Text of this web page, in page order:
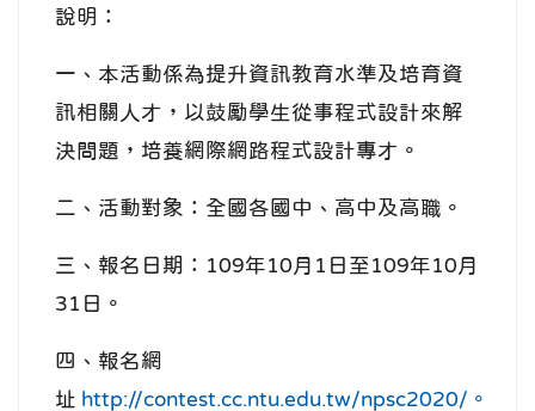
說明：
一、本活動係為提升資訊教育水準及培育資
訊相關人才，以鼓勵學生從事程式設計來解
決問題，培養網際網路程式設計專才。
二、活動對象：全國各國中、高中及高職。
三、報名日期：109年10月1日至109年10月
31日。
四、報名網
址 http://contest.cc.ntu.edu.tw/npsc2020/。